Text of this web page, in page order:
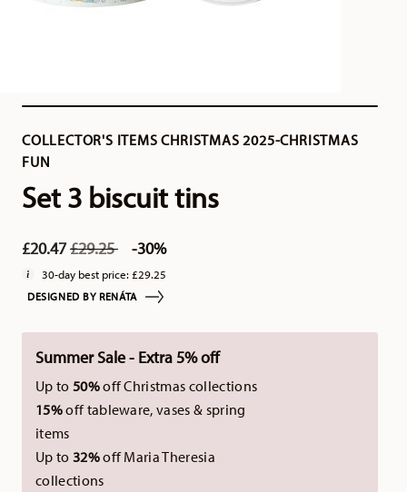
COLLECTOR'S ITEMS CHRISTMAS 2025-CHRISTMAS
FUN
Set 3 biscuit tins
£20.47Price reduced from
£29.25to -30%
30-day best price:£29.25
DESIGNED BY RENÁTA
Summer Sale - Extra 5% off
Up to 50%off Christmas collections
15%off tableware, vases & spring
items
Up to 32%off Maria Theresia
collections